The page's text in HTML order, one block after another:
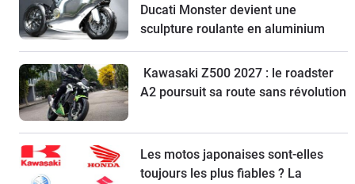
Ducati Monster devient une
sculpture roulante en aluminium
Kawasaki Z500 2027 : le roadster
A2 poursuit sa route sans révolution
Les motos japonaises sont-elles
toujours les plus fiables ? La